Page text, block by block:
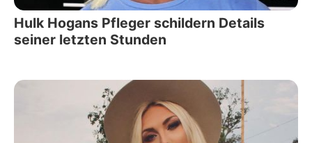
Hulk Hogans Pfleger schildern Details
seiner letzten Stunden